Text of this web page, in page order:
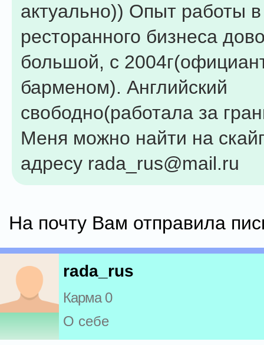
актуально)) Опыт работы
ресторанного бизнеса
большой, с
барменом). Английский
свободно(работала за
Меня можно найти на
адресу rada_rus@mail.ru
На почту Вам отправила
rada_rus
Карма 0
О себе